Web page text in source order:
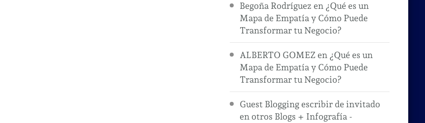
Begoña Rodríguez en ¿Qué es un
Mapa de Empatía y Cómo Puede
Transformar tu Negocio?
ALBERTO GOMEZ en ¿Qué es un
Mapa de Empatía y Cómo Puede
Transformar tu Negocio?
Guest Blogging escribir de invitado
en otros Blogs + Infografía -